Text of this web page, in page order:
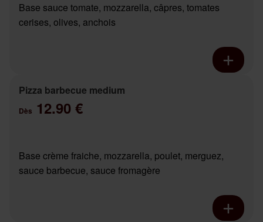
Base sauce tomate, mozzarella, câpres, tomates
cerises, olives, anchois
Pizza barbecue medium
Dès 12.90 €
Base crème fraiche, mozzarella, poulet, merguez,
sauce barbecue, sauce fromagère